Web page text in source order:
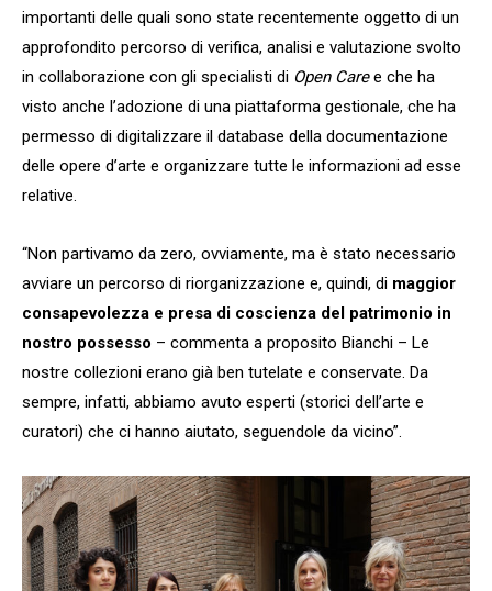
importanti delle quali sono state recentemente oggetto di un
approfondito percorso di verifica, analisi e valutazione svolto
in collaborazione con gli specialisti di Open Caree che ha
visto anche l’adozione di una piattaforma gestionale, che ha
permesso di digitalizzare il database della documentazione
delle opere d’arte e organizzare tutte le informazioni ad esse
relative.
“Non partivamo da zero, ovviamente, ma è stato necessario
avviare un percorso di riorganizzazione e, quindi, di maggior
consapevolezza e presa di coscienza del patrimonio in
nostro possesso – commenta a proposito Bianchi – Le
nostre collezioni erano già ben tutelate e conservate. Da
sempre, infatti, abbiamo avuto esperti (storici dell’arte e
curatori) che ci hanno aiutato, seguendole da vicino”.